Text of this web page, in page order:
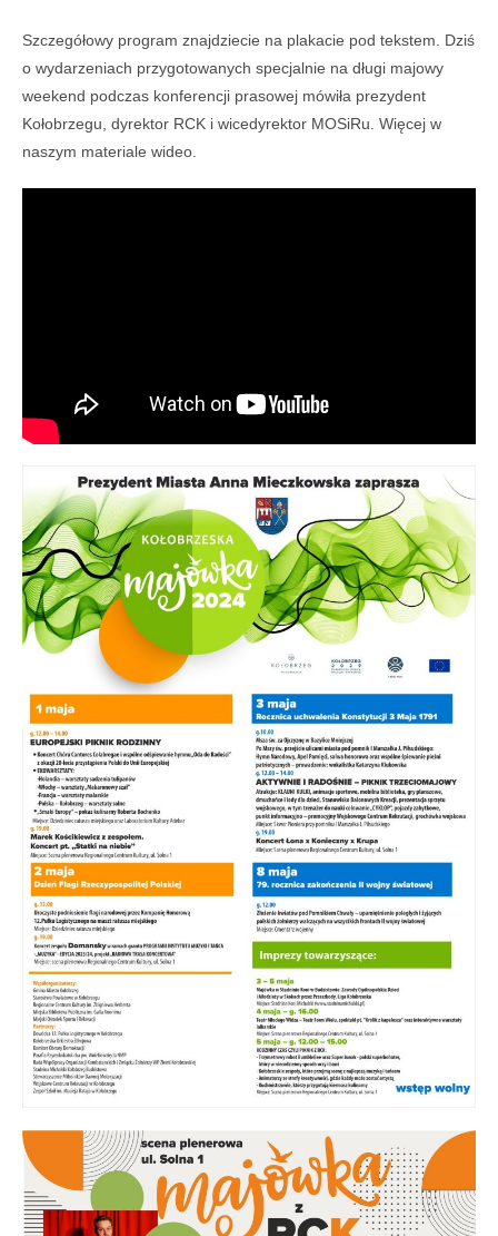
Szczegółowy program znajdziecie na plakacie pod tekstem. Dziś
o wydarzeniach przygotowanych specjalnie na długi majowy
weekend podczas konferencji prasowej mówiła prezydent
Kołobrzegu, dyrektor RCK i wicedyrektor MOSiRu. Więcej w
naszym materiale wideo.